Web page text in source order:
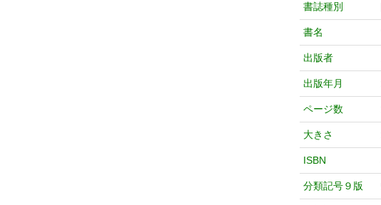
書誌種別
書名
出版者
出版年月
ページ数
大きさ
ISBN
分類記号９版